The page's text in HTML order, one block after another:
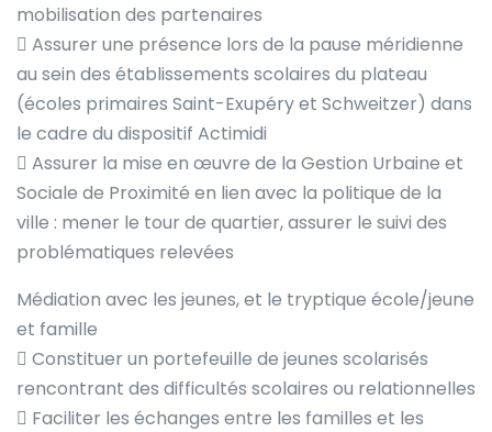
mobilisation des partenaires
 Assurer une présence lors de la pause méridienne
au sein des établissements scolaires du plateau
(écoles primaires Saint-Exupéry et Schweitzer) dans
le cadre du dispositif Actimidi
 Assurer la mise en œuvre de la Gestion Urbaine et
Sociale de Proximité en lien avec la politique de la
ville : mener le tour de quartier, assurer le suivi des
problématiques relevées
Médiation avec les jeunes, et le tryptique école/jeune
et famille
 Constituer un portefeuille de jeunes scolarisés
rencontrant des difficultés scolaires ou relationnelles
 Faciliter les échanges entre les familles et les